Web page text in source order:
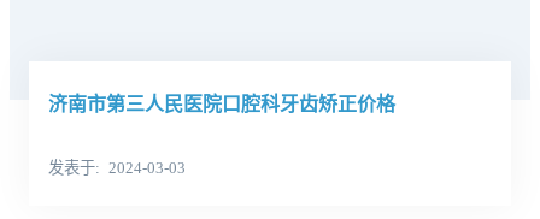
济南市第三人民医院口腔科牙齿矫正价格
发表于 2024-03-03